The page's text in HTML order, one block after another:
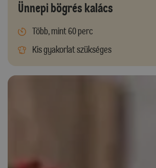
Ünnepi bögrés kalács
Több, mint 60 perc
Kis gyakorlat szükséges